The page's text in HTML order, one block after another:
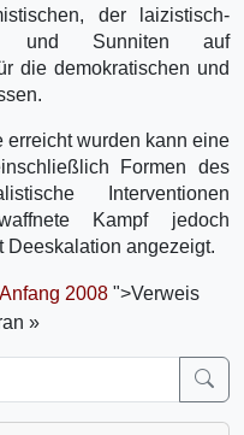
der laizistisch-
und Sunniten auf
die demokratischen und
erreicht wurden kann eine
Formen des
Interventionen
Kampf jedoch
Deeskalation angezeigt.
2008 ">Verweis
»